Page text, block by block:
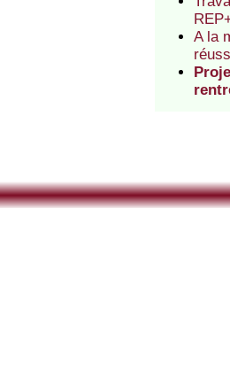
A la